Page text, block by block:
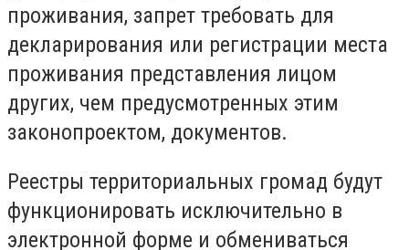
проживания, запрет требовать для
декларирования или регистрации места
проживания представления лицом
других, чем предусмотренных этим
законопроектом, документов.
Реестры территориальных громад будут
функционировать исключительно в
электронной форме и обмениваться